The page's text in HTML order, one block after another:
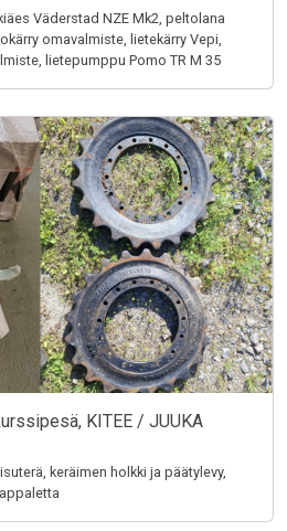
Väderstad NZE Mk2, peltolana
omavalmiste, lietekärry Vepi,
lietepumppu Pomo TR M 35
KITEE / JUUKA
keräimen holkki ja päätylevy,